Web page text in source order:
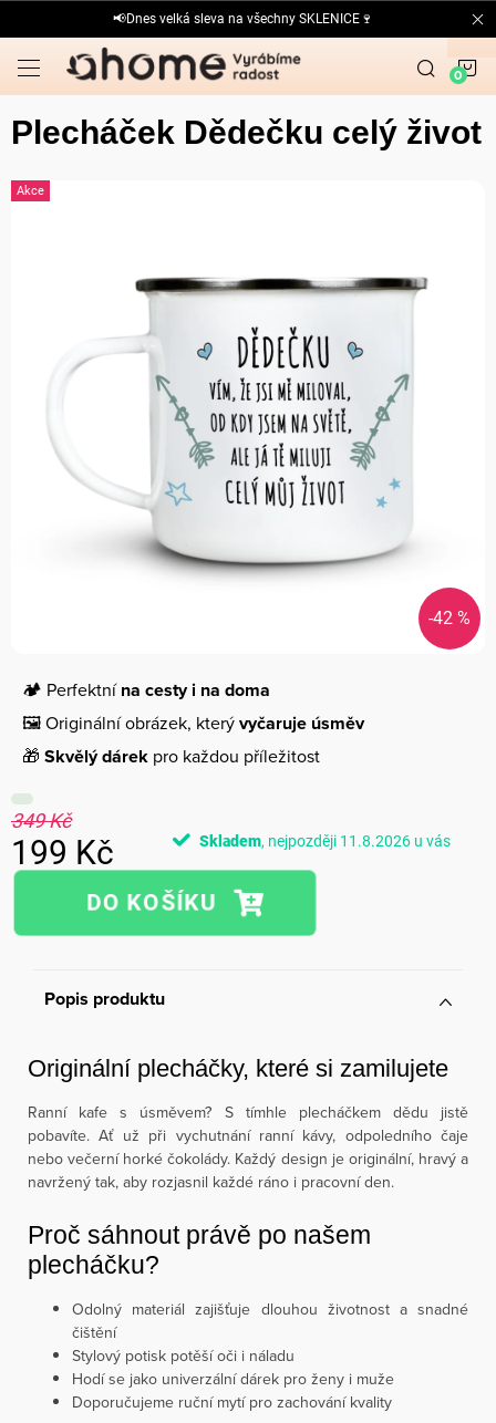
na
obsah
📢Dnes velká sleva na všechny SKLENICE🍷
Plecháček Dědečku celý život
Akce
-42 %
🏕️ Perfektnína cesty i na doma
🖼️ Originální obrázek, kterývyčaruje úsměv
🎁 Skvělý dárek pro každou příležitost
349 Kč
199 Kč
Měrná
Skladem 11.8.2026
Popis produktu
Originální plecháčky, které si zamilujete
Ranní kafe s úsměvem? S tímhle plecháčkem dědu jistě
pobavíte. Ať už při vychutnání ranní kávy, odpoledního čaje
nebo večerní horké čokolády. Každý design je originální, hravý a
navržený tak, aby rozjasnil každé ráno i pracovní den.
Proč sáhnout právě po našem
plecháčku?
Odolný materiál zajišťuje dlouhou životnost a snadné
čištění
Stylový potisk potěší oči i náladu
Hodí se jako univerzální dárek pro ženy i muže
Doporučujeme ruční mytí pro zachování kvality